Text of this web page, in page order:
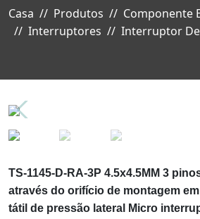
Casa Produtos
Componente
Interruptores
Interruptor
TS-1145-D-RA-3P 4.5x4.5MM 3
através do orifício de montagem
tátil de pressão lateral Micro